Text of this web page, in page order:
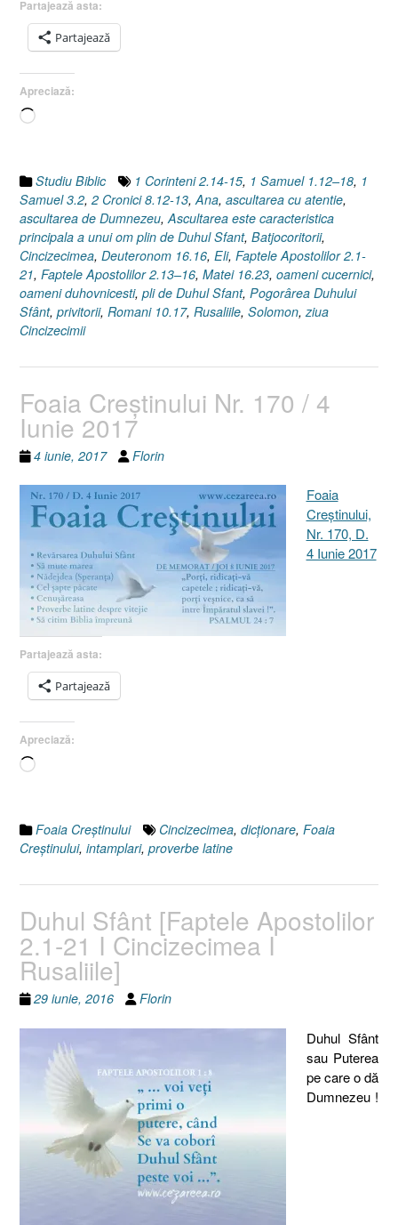
Rusaliile
Faptele
Apostolilor
2.1-
21”
Partajează asta:
Partajează
Apreciază:
Încarc...
Studiu Biblic 1 Corinteni 2.14-15, 1 Samuel 1.12–18, 1
Samuel 3.2, 2 Cronici 8.12-13, Ana, ascultarea cu atentie,
ascultarea de Dumnezeu, Ascultarea este caracteristica
principala a unui om plin de Duhul Sfant, Batjocoritorii,
Cincizecimea, Deuteronom 16.16, Eli, Faptele Apostolilor 2.1-
21, Faptele Apostolilor 2.13–16, Matei 16.23, oameni cucernici,
oameni duhovnicesti, pli de Duhul Sfant, Pogorârea Duhului
Sfânt, privitorii, Romani 10.17, Rusaliile, Solomon, ziua
Cincizecimii
Foaia Creştinului Nr. 170 / 4
Iunie 2017
4 iunie, 2017 Florin
Foaia
Creştinului,
Nr. 170, D.
4 Iunie 2017
Partajează asta:
Partajează
Apreciază:
Încarc...
Foaia Creştinului Cincizecimea, dicţionare, Foaia
Creştinului, intamplari, proverbe latine
Duhul Sfânt [Faptele Apostolilor
2.1-21 I Cincizecimea I
Rusaliile]
29 iunie, 2016 Florin
Duhul Sfânt
sau Puterea
pe care o dă
Dumnezeu !